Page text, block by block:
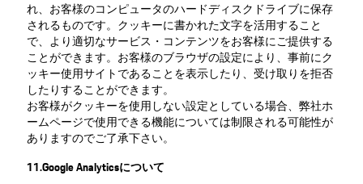
れ、お客様のコンピュータのハードディスクドライブに保存
されるものです。クッキーに書かれた文字を活用すること
で、より適切なサービス・コンテンツをお客様にご提供する
ことができます。お客様のブラウザの設定により、事前にク
ッキー使用サイトであることを表示したり、受け取りを拒否
したりすることができます。
お客様がクッキーを使用しない設定としている場合、弊社ホ
ームページで使用できる機能については制限される可能性が
ありますのでご了承下さい。
11.Google Analyticsについて